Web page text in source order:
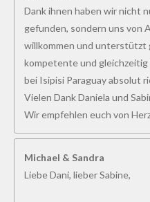
Dank ihnen haben wir nicht
gefunden, sondern uns von
willkommen und unterstützt
kompetente und
bei Isipisi Paraguay absolut
Vielen Dank Daniela und
Wir empfehlen euch von
Michael & Sandra
Liebe Dani, lieber Sabine,